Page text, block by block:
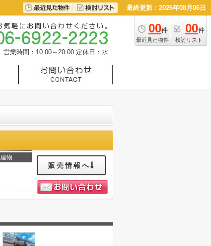
最終更新：2026年08月06日
00件
最近見た物件
00件
検討リスト
営業時間：10:00～20:00 定休日：水
建物
販売情報へ